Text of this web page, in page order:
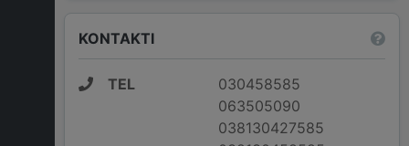
KONTAKTI
TEL
030458585
063505090
038130427585